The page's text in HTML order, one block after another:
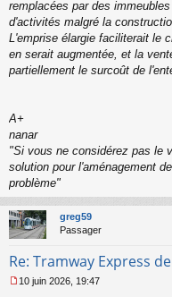
remplacées par des
d'activités malgré la
L'emprise élargie faciliterait le
en serait augmentée, et la
partiellement le surcoût de
A+
nanar
"Si vous ne considérez pas le
solution pour l'aménagement
problème"
greg59
Passager
Re: Tramway Express
10 juin 2026, 19:47